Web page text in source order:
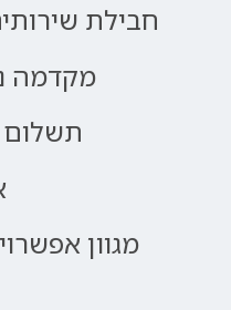
חבילת
מקדמה
תשלום
מגוון